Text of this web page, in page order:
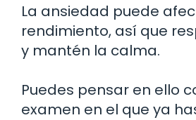
La ansiedad puede
rendimiento, así que
y mantén la calma.
Puedes pensar en ello
examen en el que ya